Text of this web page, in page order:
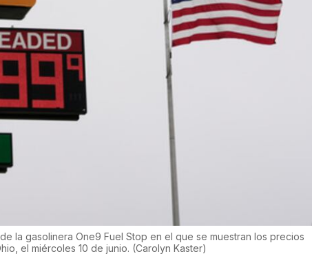
la gasolinera One9 Fuel Stop en el que se muestran los precios
el miércoles 10 de junio. (Carolyn Kaster)